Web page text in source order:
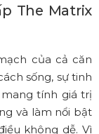
The Matrix
của cả căn
sống, sự tinh
tính giá trị
và làm nổi bật
không dễ. Vì